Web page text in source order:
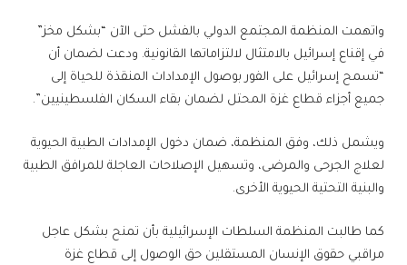
واتهمت المنظمة المجتمع الدولي بالفشل حتى الآن “بشكل مخز”
في إقناع إسرائيل بالامتثال لالتزاماتها القانونية. ودعت لضمان أن
“تسمح إسرائيل على الفور بوصول الإمدادات المنقذة للحياة إلى
جميع أجزاء قطاع غزة المحتل لضمان بقاء السكان الفلسطينيين”.
ويشمل ذلك، وفق المنظمة، ضمان دخول الإمدادات الطبية الحيوية
لعلاج الجرحى والمرضى، وتسهيل الإصلاحات العاجلة للمرافق الطبية
والبنية التحتية الحيوية الأخرى.
كما طالبت المنظمة السلطات الإسرائيلية بأن تمنح بشكل عاجل
مراقبي حقوق الإنسان المستقلين حق الوصول إلى قطاع غزة